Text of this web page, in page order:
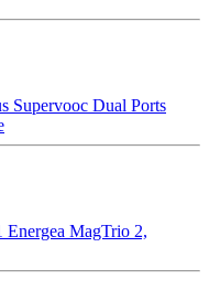
Supervooc Dual Ports
Energea MagTrio 2,